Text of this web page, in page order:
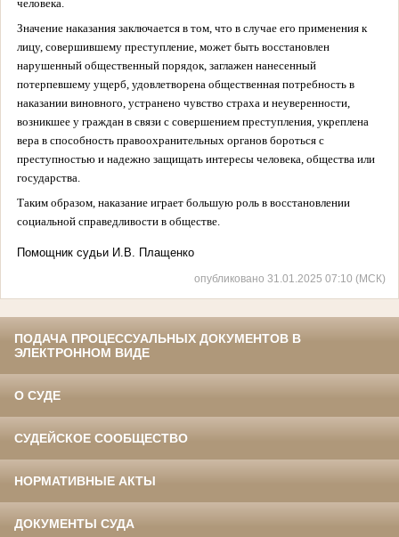
человека.
Значение наказания заключается в том, что в случае его применения к
лицу, совершившему преступление, может быть восстановлен
нарушенный общественный порядок, заглажен нанесенный
потерпевшему ущерб, удовлетворена общественная потребность в
наказании виновного, устранено чувство страха и неуверенности,
возникшее у граждан в связи с совершением преступления, укреплена
вера в способность правоохранительных органов бороться с
преступностью и надежно защищать интересы человека, общества или
государства.
Таким образом, наказание играет большую роль в восстановлении
социальной справедливости в обществе.
Помощник судьи И.В. Плащенко
опубликовано 31.01.2025 07:10 (МСК)
ПОДАЧА ПРОЦЕССУАЛЬНЫХ ДОКУМЕНТОВ В
ЭЛЕКТРОННОМ ВИДЕ
О СУДЕ
СУДЕЙСКОЕ СООБЩЕСТВО
НОРМАТИВНЫЕ АКТЫ
ДОКУМЕНТЫ СУДА